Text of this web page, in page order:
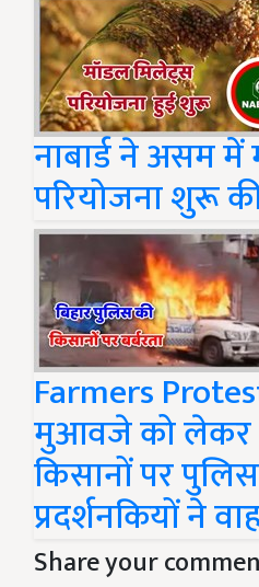
नाबार्ड ने असम
परियोजना शुरू
Farmers
मुआवजे को लेकर
किसानों पर
प्रदर्शनकियों ने
Share your